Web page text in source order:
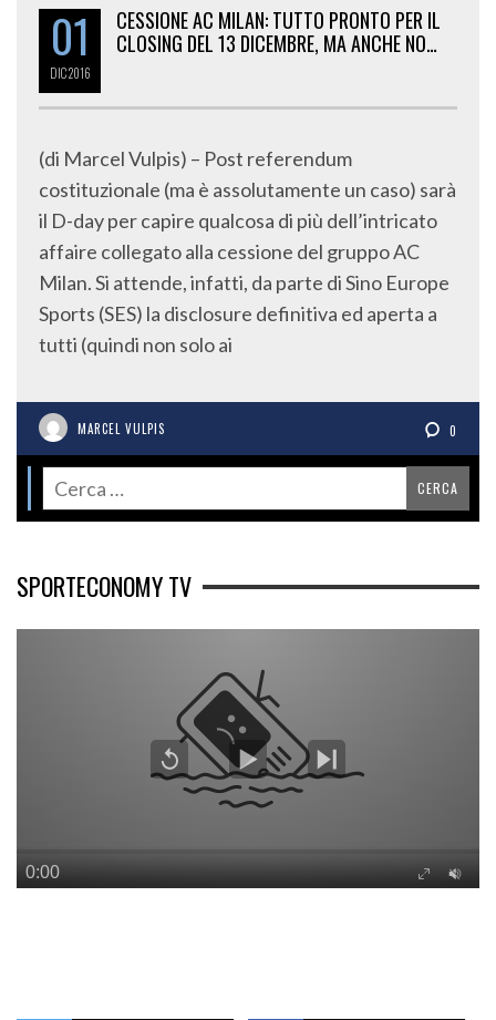
01
DIC2016
CESSIONE AC MILAN: TUTTO PRONTO PER IL
CLOSING DEL 13 DICEMBRE, MA ANCHE NO…
(di Marcel Vulpis) – Post referendum
costituzionale (ma è assolutamente un caso) sarà
il D-day per capire qualcosa di più dell’intricato
affaire collegato alla cessione del gruppo AC
Milan. Si attende, infatti, da parte di Sino Europe
Sports (SES) la disclosure definitiva ed aperta a
tutti (quindi non solo ai
MARCEL VULPIS 0
SPORTECONOMY TV